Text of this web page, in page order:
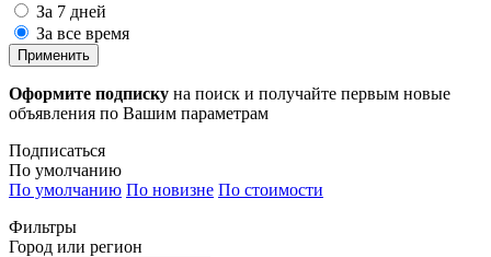
За 7 дней
За все время
Применить
Оформите подписку на поиск и получайте первым новые
объявления по Вашим параметрам
Подписаться
По умолчанию
По умолчанию По новизне По стоимости
Фильтры
Город или регион